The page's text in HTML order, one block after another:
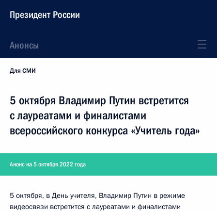
Президент России
Анонсы
Для СМИ
5 октября Владимир Путин встретится
с лауреатами и финалистами
всероссийского конкурса «Учитель года»
Анонс на 5 октября 2022 года
5 октября, в День учителя, Владимир Путин в режиме
видеосвязи встретится с лауреатами и финалистами